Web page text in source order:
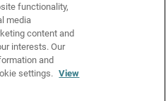
functionality,
media
content and
interests. Our
and
settings. View